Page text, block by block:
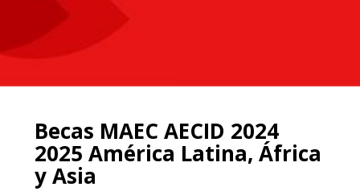
Becas MAEC AECID 2024
2025 América Latina, África
y Asia